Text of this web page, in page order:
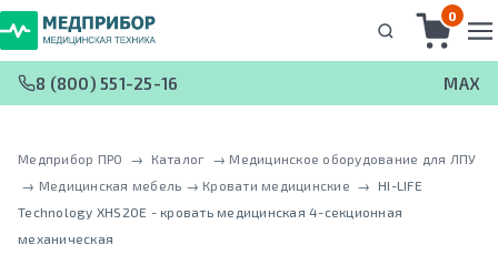
0
8 (800) 551-25-16 MAX
Медприбор ПРО → Каталог → Медицинское оборудование для ЛПУ
→ Медицинская мебель → Кровати медицинские →
HI-LIFE
Technology XHS20E - кровать медицинская 4-секционная
механическая